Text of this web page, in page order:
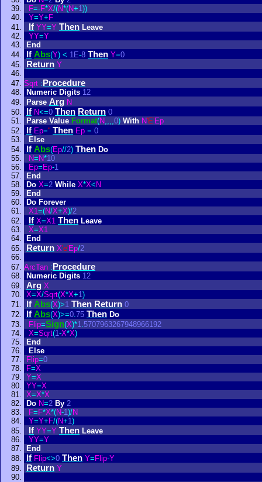
F=-F*X/(N*(N+1))
Y=Y+ F
If YY=Y Then Leave
YY=Y
End
If Abs(Y) < 1E-8 Then Y=0
Return Y
Sqrt :Procedure
Numeric Digits 12
Parse Arg N
If N<=0 Then Return 0
Parse Value Format(N,,,,0) With N'E'Ep
If Ep='' Then Ep = 0
Else
If Abs(Ep//2) Then Do
N= N*10
Ep= Ep-1
End
Do X=2 While X*X< N
End
Do Forever
X1=(N/X+X)/2
If X=X1 Then Leave
X=X1
End
Return X'e'Ep/2
ArcTan :Procedure
Numeric Digits 12
Arg X
X=X/Sqrt(X*X+1)
If Abs(X)>1 Then Return 0
If Abs(X)>=0.75 Then Do
Flip=Sign(X)*1.5707963267948966192
X=Sqrt(1-X*X)
End
Else
Flip=0
F=X
Y=X
YY=X
X=X*X
Do N=2 By 2
F= F*X*(N-1)/N
Y=Y+ F/(N+1)
If YY=Y Then Leave
YY=Y
End
If Flip<>0 Then Y= Flip-Y
Return Y